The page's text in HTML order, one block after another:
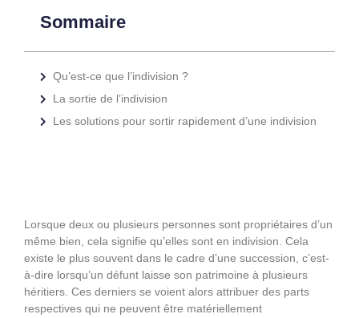
Sommaire
Qu’est-ce que l’indivision ?
La sortie de l’indivision
Les solutions pour sortir rapidement d’une indivision
Lorsque deux ou plusieurs personnes sont propriétaires d’un
même bien, cela signifie qu’elles sont en indivision. Cela
existe le plus souvent dans le cadre d’une succession, c’est-
à-dire lorsqu’un défunt laisse son patrimoine à plusieurs
héritiers. Ces derniers se voient alors attribuer des parts
respectives qui ne peuvent être matériellement